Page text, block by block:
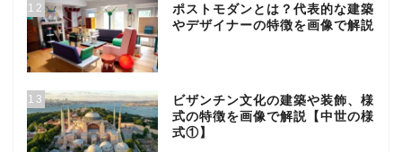
12
ポストモダンとは？代表的な建築
やデザイナーの特徴を画像で解説
13
ビザンチン文化の建築や装飾、様
式の特徴を画像で解説【中世の様
式①】